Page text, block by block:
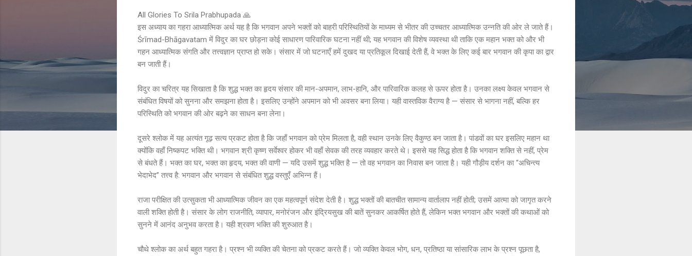
All Glories To Srila Prabhupada 🙏
इस अध्याय का गहरा आध्यात्मिक अर्थ यह है कि भगवान अपने भक्तों को बाहरी परिस्थितियों के माध्यम से भीतर की उच्चतर आध्यात्मिक उन्नति की ओर ले जाते हैं।
Śrīmad-Bhāgavatam में विदुर का घर छोड़ना कोई साधारण पारिवारिक घटना नहीं थी; यह भगवान की विशेष व्यवस्था थी ताकि एक महान भक्त को और भी
गहन आध्यात्मिक संगति और तत्त्वज्ञान प्राप्त हो सके। संसार में जो घटनाएँ हमें दुखद या प्रतिकूल दिखाई देती हैं, वे भक्त के लिए कई बार भगवान की कृपा का द्वार
बन जाती हैं।
विदुर का चरित्र यह सिखाता है कि शुद्ध भक्त का हृदय संसार की मान-अपमान, लाभ-हानि, और पारिवारिक कलह से ऊपर होता है। उनका लक्ष्य केवल भगवान से
संबंधित विषयों को सुनना और समझना होता है। इसलिए उन्होंने अपमान को भी अवसर बना लिया। यही वास्तविक वैराग्य है — संसार से भागना नहीं, बल्कि हर
परिस्थिति को भगवान की ओर बढ़ने का साधन बना लेना।
दूसरे श्लोक में यह अत्यंत गूढ़ सत्य प्रकट होता है कि जहाँ भगवान को प्रेम मिलता है, वही स्थान उनके लिए वैकुण्ठ बन जाता है। पांडवों का घर इसलिए महान था
क्योंकि वहाँ निष्कपट भक्ति थी। भगवान श्री कृष्ण सर्वेश्वर होकर भी वहाँ सेवक की तरह व्यवहार करते थे। इससे यह सिद्ध होता है कि भगवान शक्ति से नहीं, प्रेम
से बंधते हैं। भक्त का घर, भक्त का हृदय, भक्त की वाणी — यदि उसमें शुद्ध भक्ति है — तो वह भगवान का निवास बन जाता है। यही गौड़ीय दर्शन का “अचिन्त्य
भेदाभेद” तत्त्व है: भगवान और भगवान से संबंधित शुद्ध वस्तुएँ अभिन्न हैं।
राजा परीक्षित की उत्सुकता भी आध्यात्मिक जीवन का एक महत्वपूर्ण संदेश देती है। शुद्ध भक्तों की बातचीत सामान्य वार्तालाप नहीं होती; उसमें आत्मा को जागृत करने
वाली शक्ति होती है। संसार के लोग राजनीति, व्यापार, मनोरंजन और इंद्रियसुख की बातें सुनकर आकर्षित होते हैं, लेकिन भक्त भगवान और भक्तों की कथाओं को
सुनने में आनंद अनुभव करता है। यही श्रवण भक्ति की शुरुआत है।
चौथे श्लोक का अर्थ बहुत गहरा है। प्रश्न भी व्यक्ति की चेतना को प्रकट करते हैं। जो व्यक्ति केवल भोग, धन, प्रतिष्ठा या सांसारिक लाभ के प्रश्न पूछता है,